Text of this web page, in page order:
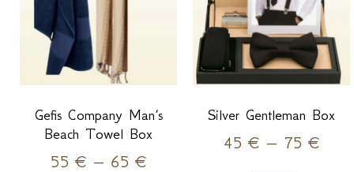
Gefis Company Man’s
Beach Towel Box
55 € – 65 €
Silver Gentleman Box
45 € – 75 €